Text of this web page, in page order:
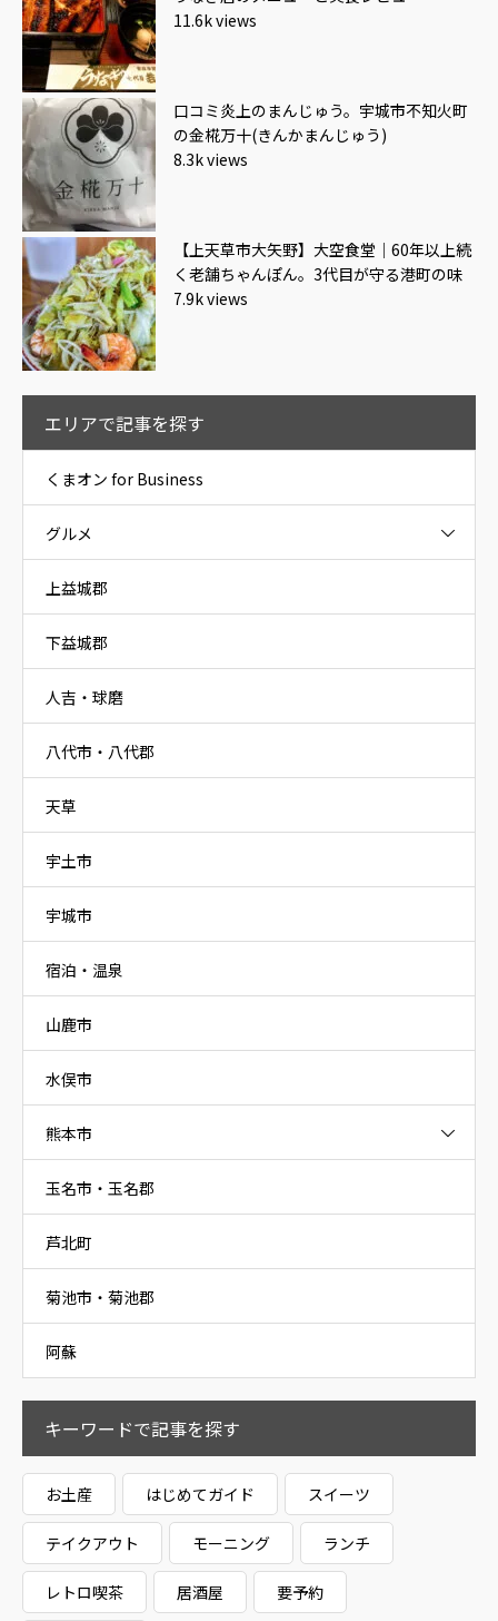
11.6k views
口コミ炎上のまんじゅう。宇城市不知火町
の金椛万十(きんかまんじゅう)
8.3k views
【上天草市大矢野】大空食堂｜60年以上続
く老舗ちゃんぽん。3代目が守る港町の味
7.9k views
エリアで記事を探す
くまオン for Business
グルメ
上益城郡
下益城郡
人吉・球磨
八代市・八代郡
天草
宇土市
宇城市
宿泊・温泉
山鹿市
水俣市
熊本市
玉名市・玉名郡
芦北町
菊池市・菊池郡
阿蘇
キーワードで記事を探す
お土産 はじめてガイド スイーツ
テイクアウト モーニング ランチ
レトロ喫茶 居酒屋 要予約